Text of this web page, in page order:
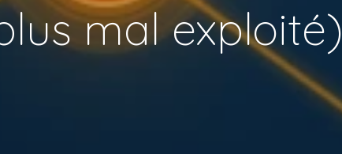
mal exploité)